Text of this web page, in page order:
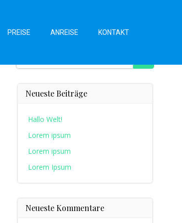
PREISE ANREISE KONTAKT
Neueste Beiträge
Hallo Welt!
Lorem ipsum
Lorem ipsum
Lorem Ipsum
Neueste Kommentare